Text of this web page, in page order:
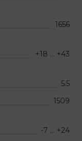
1656
+18 … +43
5.5
1509
-7 … +24